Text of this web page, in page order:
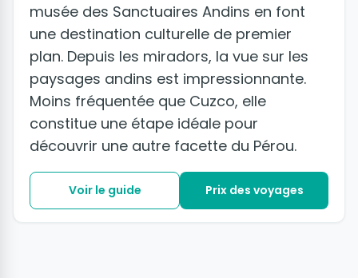
musée des Sanctuaires Andins en font
une destination culturelle de premier
plan. Depuis les miradors, la vue sur les
paysages andins est impressionnante.
Moins fréquentée que Cuzco, elle
constitue une étape idéale pour
découvrir une autre facette du Pérou.
Voir le guide Prix des voyages